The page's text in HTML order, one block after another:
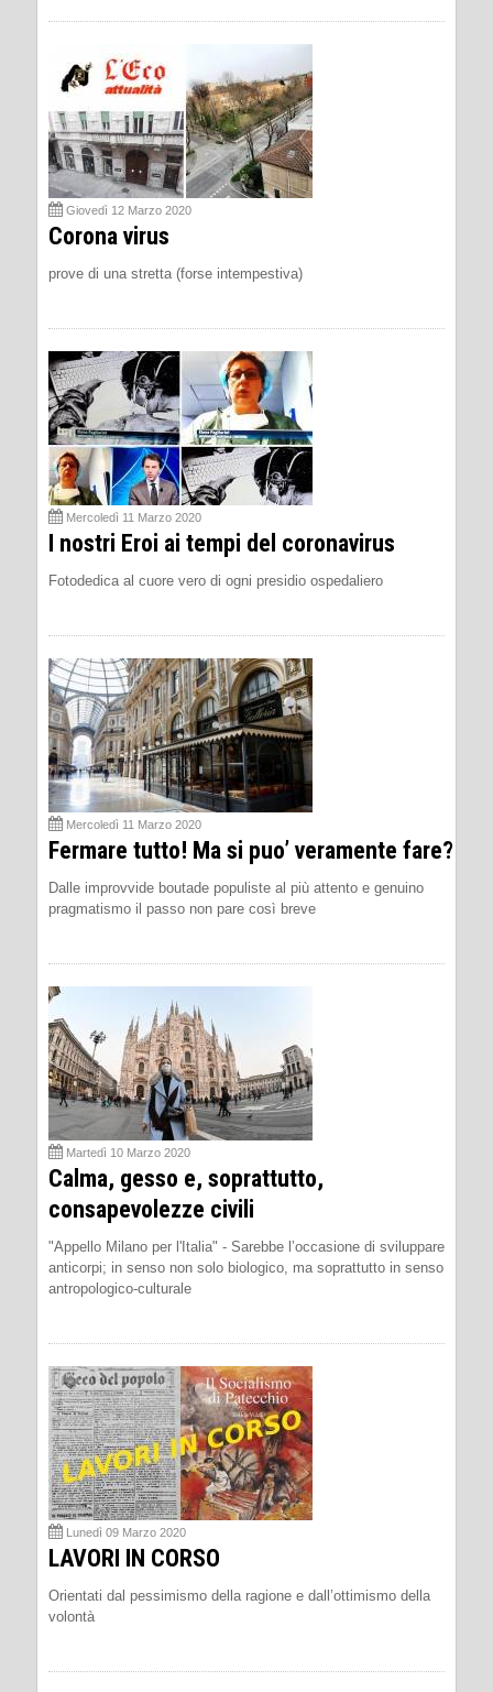
Giovedì 12 Marzo 2020
Corona virus
prove di una stretta (forse intempestiva)
Mercoledì 11 Marzo 2020
I nostri Eroi ai tempi del coronavirus
Fotodedica al cuore vero di ogni presidio ospedaliero
Mercoledì 11 Marzo 2020
Fermare tutto! Ma si puo’ veramente fare?
Dalle improvvide boutade populiste al più attento e genuino
pragmatismo il passo non pare così breve
Martedì 10 Marzo 2020
Calma, gesso e, soprattutto,
consapevolezze civili
"Appello Milano per l'Italia" - Sarebbe l’occasione di sviluppare
anticorpi; in senso non solo biologico, ma soprattutto in senso
antropologico-culturale
Lunedì 09 Marzo 2020
LAVORI IN CORSO
Orientati dal pessimismo della ragione e dall’ottimismo della
volontà